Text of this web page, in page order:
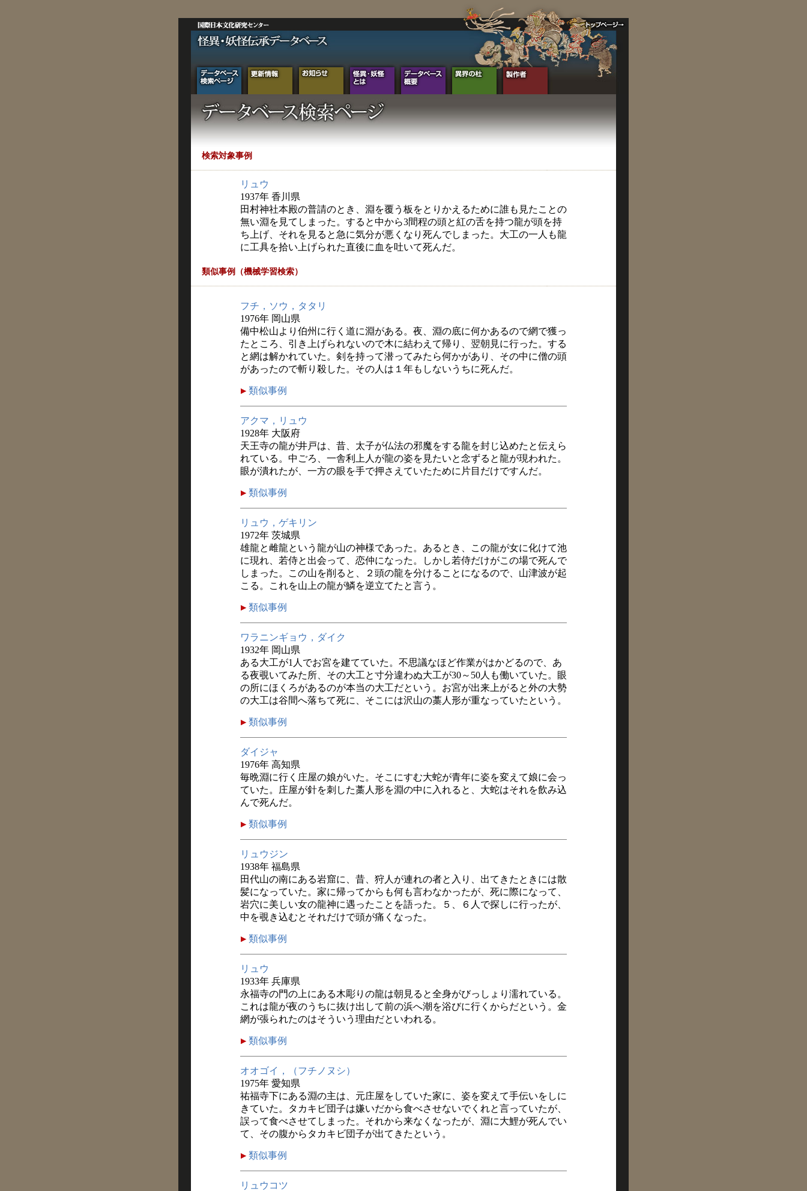
検索対象事例
リュウ
1937年 香川県
田村神社本殿の普請のとき、淵を覆う板をとりかえるために誰も見たことの
無い淵を見てしまった。すると中から3間程の頭と紅の舌を持つ龍が頭を持
ち上げ、それを見ると急に気分が悪くなり死んでしまった。大工の一人も龍
に工具を拾い上げられた直後に血を吐いて死んだ。
類似事例（機械学習検索）
フチ，ソウ，タタリ
1976年 岡山県
備中松山より伯州に行く道に淵がある。夜、淵の底に何かあるので網で獲っ
たところ、引き上げられないので木に結わえて帰り、翌朝見に行った。する
と網は解かれていた。剣を持って潜ってみたら何かがあり、その中に僧の頭
があったので斬り殺した。その人は１年もしないうちに死んだ。
類似事例
アクマ，リュウ
1928年 大阪府
天王寺の龍が井戸は、昔、太子が仏法の邪魔をする龍を封じ込めたと伝えら
れている。中ごろ、一舎利上人が龍の姿を見たいと念ずると龍が現われた。
眼が潰れたが、一方の眼を手で押さえていたために片目だけですんだ。
類似事例
リュウ，ゲキリン
1972年 茨城県
雄龍と雌龍という龍が山の神様であった。あるとき、この龍が女に化けて池
に現れ、若侍と出会って、恋仲になった。しかし若侍だけがこの場で死んで
しまった。この山を削ると、２頭の龍を分けることになるので、山津波が起
こる。これを山上の龍が鱗を逆立てたと言う。
類似事例
ワラニンギョウ，ダイク
1932年 岡山県
ある大工が1人でお宮を建てていた。不思議なほど作業がはかどるので、あ
る夜覗いてみた所、その大工と寸分違わぬ大工が30～50人も働いていた。眼
の所にほくろがあるのが本当の大工だという。お宮が出来上がると外の大勢
の大工は谷間へ落ちて死に、そこには沢山の藁人形が重なっていたという。
類似事例
ダイジャ
1976年 高知県
毎晩淵に行く庄屋の娘がいた。そこにすむ大蛇が青年に姿を変えて娘に会っ
ていた。庄屋が針を刺した藁人形を淵の中に入れると、大蛇はそれを飲み込
んで死んだ。
類似事例
リュウジン
1938年 福島県
田代山の南にある岩窟に、昔、狩人が連れの者と入り、出てきたときには散
髪になっていた。家に帰ってからも何も言わなかったが、死に際になって、
岩穴に美しい女の龍神に遇ったことを語った。５、６人で探しに行ったが、
中を覗き込むとそれだけで頭が痛くなった。
類似事例
リュウ
1933年 兵庫県
永福寺の門の上にある木彫りの龍は朝見ると全身がびっしょり濡れている。
これは龍が夜のうちに抜け出して前の浜へ潮を浴びに行くからだという。金
網が張られたのはそういう理由だといわれる。
類似事例
オオゴイ，（フチノヌシ）
1975年 愛知県
祐福寺下にある淵の主は、元庄屋をしていた家に、姿を変えて手伝いをしに
きていた。タカキビ団子は嫌いだから食べさせないでくれと言っていたが、
誤って食べさせてしまった。それから来なくなったが、淵に大鯉が死んでい
て、その腹からタカキビ団子が出てきたという。
類似事例
リュウコツ